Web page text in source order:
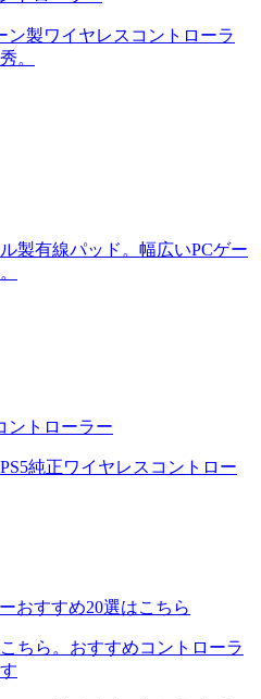
ン製ワイヤレスコントローラ
。
製有線パッド。幅広いPCゲー
ントローラー
純正ワイヤレスコントロー
おすすめ20選はこちら
ちら。おすすめコントローラ